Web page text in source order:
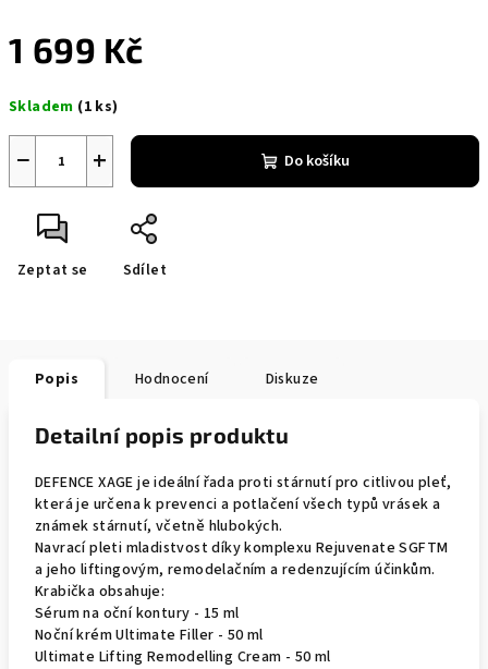
1 699 Kč
cena:
Skladem (1 ks)
+
− Do košíku
Zeptat se Sdílet
Popis Hodnocení Diskuze
Detailní popis produktu
DEFENCE XAGE je ideální řada proti stárnutí pro citlivou pleť,
která je určena k prevenci a potlačení všech typů vrásek a
známek stárnutí, včetně hlubokých.
Navrací pleti mladistvost díky komplexu Rejuvenate SGFTM
a jeho liftingovým, remodelačním a redenzujícím účinkům.
Krabička obsahuje:
Sérum na oční kontury - 15 ml
Noční krém Ultimate Filler - 50 ml
Ultimate Lifting Remodelling Cream - 50 ml